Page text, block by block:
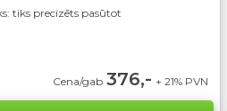
tiks precizēts pasūtot
Cena/gab 376,- + 21% PVN